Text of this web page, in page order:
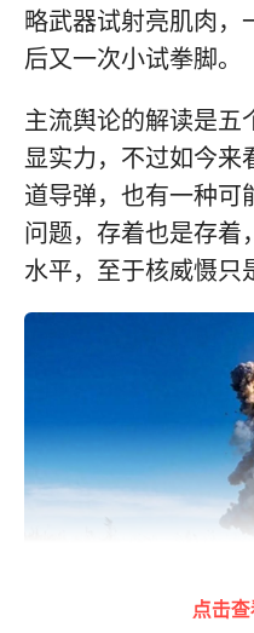
略武器试射亮肌肉
后又一次小试拳脚。
主流舆论的解读是五
显实力，不过如今来
道导弹，也有一种可
问题，存着也是存着
水平，至于核威慑只
（进行野外无依托
点击